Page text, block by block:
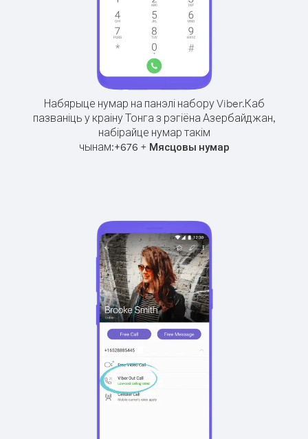
Набярыце нумар на панэлі набору Viber.Каб
пазваніць у краіну Тонга з рэгіёна Азербайджан,
набірайце нумар такім
чынам:+676 + Мясцовы нумар